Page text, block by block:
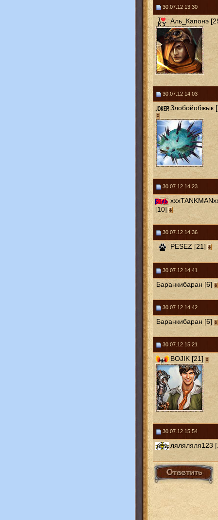
30.07.12 13:30
Аль_Капонэ
30.07.12 14:03
Злобойобжык
30.07.12 14:23
[10]
30.07.12 14:36
PESEZ [21]
30.07.12 14:41
Баранкибаран [6]
30.07.12 14:42
Баранкибаран [6]
30.07.12 15:21
BOJIK [21]
30.07.12 15:54
ляляляля123